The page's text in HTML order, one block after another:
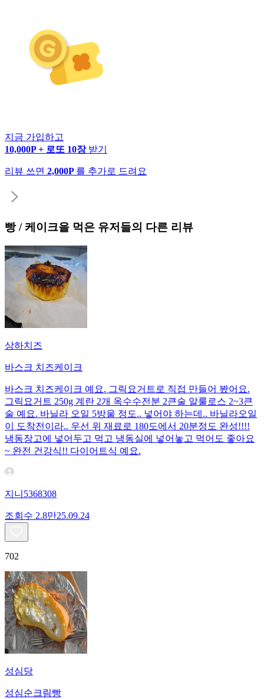
지금 가입하고
10,000P + 로또 10장 받기
리뷰 쓰면 2,000P 를 추가로 드려요
빵 / 케이크을 먹은 유저들의 다른 리뷰
상하치즈
바스크 치즈케이크
바스크 치즈케이크 예요. 그릭요거트로 직접 만들어 봤어요.
그릭요거트 250g 계란 2개 옥수수전분 2큰술 알룰로스 2~3큰
술 예요. 바닐라 오일 5방울 정도.. 넣어야 하는데.. 바닐라오일
이 도착전이라.. 우선 위 재료로 180도에서 20분정도 완성!!!!
냉동장고에 넣어두고 먹고 냉동실에 넣어놓고 먹어도 좋아요
~ 완전 건강식!! 다이어트식 예요.
지니5368308
조회수 2.8만25.09.24
702
성심당
성심순크림빵